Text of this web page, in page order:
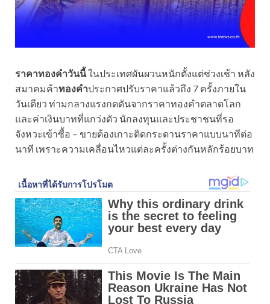
ราคาทองคำวันนี้ในประเทศผันผวนหนักตั้งแต่ช่วงเช้า หลัง
สมาคมค้าทองคำประกาศปรับราคาแล้วถึง 7 ครั้งภายใน
วันเดียว ท่ามกลางแรงกดดันจากราคาทองคำตลาดโลก
และค่าเงินบาทที่แกว่งตัว นักลงทุนและประชาชนที่รอ
จังหวะเข้าซื้อ – ขายต้องเกาะติดกระดานราคาแบบนาทีต่อ
นาที เพราะความเคลื่อนไหวแต่ละครั้งต่างกันหลักร้อยบาท